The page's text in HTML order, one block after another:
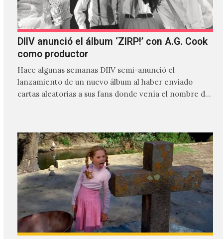
DIIV anunció el álbum ‘ZIRP!’ con A.G. Cook
como productor
Hace algunas semanas DIIV semi-anunció el
lanzamiento de un nuevo álbum al haber enviado
cartas aleatorias a sus fans donde venía el nombre de